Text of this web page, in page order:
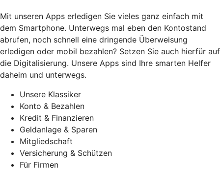
Mit unseren Apps erledigen Sie vieles ganz einfach mit
dem Smartphone. Unterwegs mal eben den Kontostand
abrufen, noch schnell eine dringende Überweisung
erledigen oder mobil bezahlen? Setzen Sie auch hierfür auf
die Digitalisierung. Unsere Apps sind Ihre smarten Helfer
daheim und unterwegs.
Unsere Klassiker
Konto & Bezahlen
Kredit & Finanzieren
Geldanlage & Sparen
Mitgliedschaft
Versicherung & Schützen
Für Firmen